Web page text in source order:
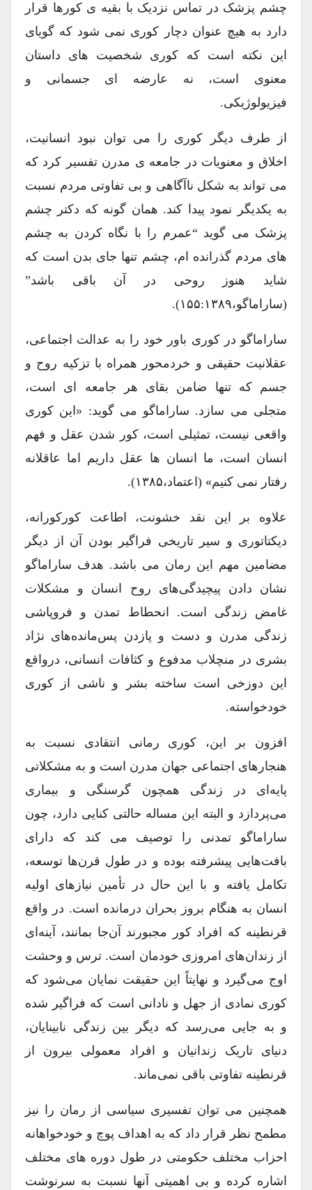
چشم پزشک در تماس نزدیک با بقیه ی کورها قرار
دارد به هیچ عنوان دچار کوری نمی شود که گویای
این نکته است که کوری شخصیت های داستان
معنوی است، نه عارضه ای جسمانی و
فیزیولوژیکی.
از طرف دیگر کوری را می توان نبود انسانیت،
اخلاق و معنویات در جامعه ی مدرن تفسیر کرد که
می تواند به شکل ناآگاهی و بی تفاوتی مردم نسبت
به یکدیگر نمود پیدا کند. همان گونه که دکتر چشم
پزشک می گوید “عمرم را با نگاه کردن به چشم
های مردم گذرانده ام، چشم تنها جای بدن است که
شاید هنوز روحی در آن باقی باشد”
(ساراماگو،۱۵۵:۱۳۸۹).
ساراماگو در کوری باور خود را به عدالت اجتماعی،
عقلانیت حقیقی و خردمحور همراه با تزکیه روح و
جسم که تنها ضامن بقای هر جامعه ای است،
متجلی می سازد. ساراماگو می گوید: «این کوری
واقعی نیست، تمثیلی است، کور شدن عقل و فهم
انسان است، ما انسان ها عقل داریم اما عاقلانه
رفتار نمی کنیم» (اعتماد،۱۳۸۵).
علاوه بر این نقد خشونت، اطاعت کورکورانه،
دیکتاتوری و سیر تاریخی فراگیر بودن آن از دیگر
مضامین مهم این رمان می باشد. هدف ساراماگو
نشان دادن پیچیدگی‌های روح انسان و مشکلات
غامض زندگی است. انحطاط تمدن و فروپاشی
زندگی مدرن و دست و پازدن پس‌مانده‌های نژاد
بشری در منچلاب مدفوع و کثافات انسانی، درواقع
این دوزخی است ساخته بشر و ناشی از کوری
خودخواسته.
افزون بر این، کوری رمانی انتقادی نسبت به
هنجارهای اجتماعی جهان مدرن است و به مشکلاتی
پایه‌ای در زندگی همچون گرسنگی و بیماری
می‌پردازد و البته این مساله حالتی کنایی دارد، چون
ساراماگو تمدنی را توصیف می کند که دارای
بافت‌هایی پیشرفته‌ بوده و در طول قرن‌ها توسعه،
تکامل یافته و با این حال در تأمین نیازهای اولیه
انسان به هنگام بروز بحران درمانده است. در واقع
قرنطینه که افراد کور مجبورند آن‌جا بمانند، آینه‌ای
از زندان‌های امروزی خودمان است. ترس و وحشت
اوج می‌گیرد و نهایتاً این حقیقت نمایان می‌شود که
کوری نمادی از جهل و نادانی است که فراگیر شده
و به جایی می‌رسد که دیگر بین زندگی نابینایان،
دنیای تاریک زندانیان و افراد معمولی بیرون از
قرنطینه تفاوتی باقی نمی‌ماند.
همچنین می توان تفسیری سیاسی از رمان را نیز
مطمح نظر قرار داد که به اهداف پوچ و خودخواهانه
احزاب مختلف حکومتی در طول دوره های مختلف
اشاره کرده و بی اهمیتی آنها نسبت به سرنوشت